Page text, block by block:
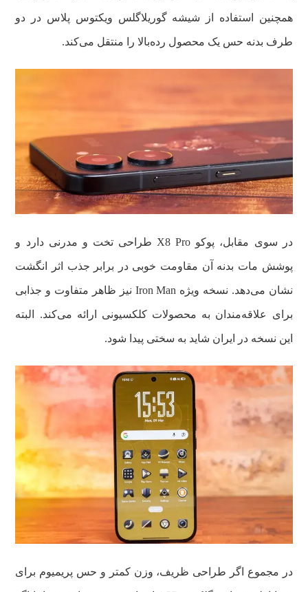
همچنین استفاده از شیشه گوریلاگلس ویکتوس پلاس در دو
طرف بدنه حس یک محصول رده‌بالا را منتقل می‌کند.
در سوی مقابل، پوکو X8 Pro طراحی تخت و مدرنی دارد و
پوشش مات بدنه آن مقاومت خوبی در برابر جذب اثر انگشت
نشان می‌دهد. نسخه ویژه Iron Man نیز ظاهر متفاوت و جذابی
برای علاقه‌مندان به محصولات کلکسیونی ارائه می‌کند. البته
این نسخه در ایران شاید به سختی پیدا شود.
در مجموع اگر طراحی ظریف، وزن کمتر و حس پریمیوم برای